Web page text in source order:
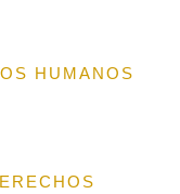
HUMANOS